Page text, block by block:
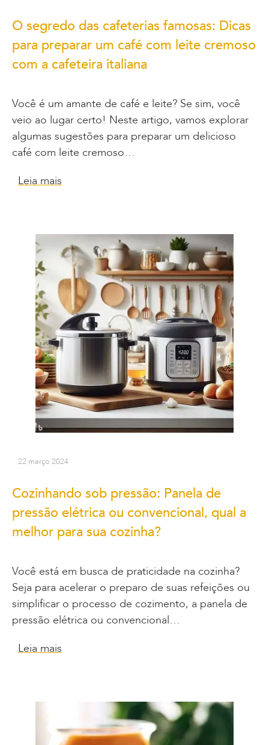
O segredo das cafeterias famosas: Dicas
para preparar um café com leite cremoso
com a cafeteira italiana
Você é um amante de café e leite? Se sim, você
veio ao lugar certo! Neste artigo, vamos explorar
algumas sugestões para preparar um delicioso
café com leite cremoso…
Leia mais
22 março 2024
Cozinhando sob pressão: Panela de
pressão elétrica ou convencional, qual a
melhor para sua cozinha?
Você está em busca de praticidade na cozinha?
Seja para acelerar o preparo de suas refeições ou
simplificar o processo de cozimento, a panela de
pressão elétrica ou convencional…
Leia mais